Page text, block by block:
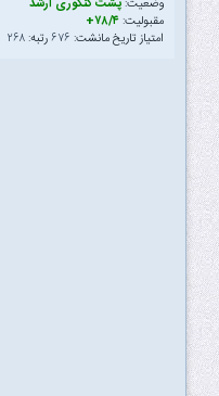
وضعیت:پشت کنکوری ارشد
مقبولیت:۷۸/۴+
امتیاز تاریخ مانشت: ۶۷۶رتبه:۲۶۸